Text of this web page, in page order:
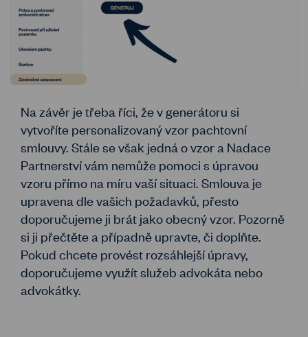
Na závěr je třeba říci, že v generátoru si
vytvoříte personalizovaný vzor pachtovní
smlouvy. Stále se však jedná o vzor a Nadace
Partnerství vám nemůže pomoci s úpravou
vzoru přímo na míru vaší situaci. Smlouva je
upravena dle vašich požadavků, přesto
doporučujeme ji brát jako obecný vzor. Pozorně
si ji přečtěte a případně upravte, či doplňte.
Pokud chcete provést rozsáhlejší úpravy,
doporučujeme využít služeb advokáta nebo
advokátky.